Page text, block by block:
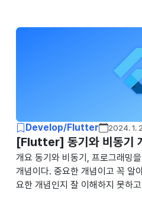
n.tistory.com 개론 비동기 프로
기다리는 것이 아니라 그 동안에
보통 아래의 작업들을 비동기로
해 데이터 가져오기 데이터베이
터 읽어오기 이런 작업들은 읽어
가져온다. 만약에 한 함..
Develop/Flutter
2024. 1.
[Flutter] 동기와 비동기
개요 동기와 비동기, 프로그래밍
개념이다. 중요한 개념이고 꼭 알
요한 개념인지 잘 이해하지 못하